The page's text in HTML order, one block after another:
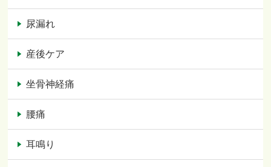
尿漏れ
産後ケア
坐骨神経痛
腰痛
耳鳴り